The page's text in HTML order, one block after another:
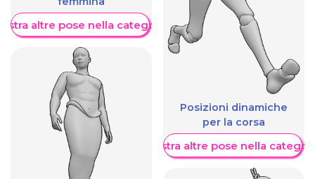
altre pose nella categoria
Posizioni dinamiche
per la corsa
Mostra altre pose nella